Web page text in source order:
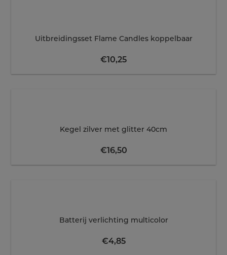
Uitbreidingsset Flame Candles koppelbaar
€10,25
Kegel zilver met glitter 40cm
€16,50
Batterij verlichting multicolor
€4,85